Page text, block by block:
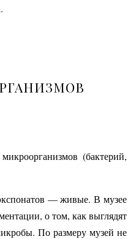
(​​бактерий,
— живые. В музее
о том, как выглядят
По размеру музей не